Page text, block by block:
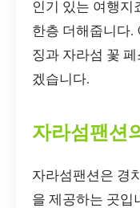
인기 있는 여행지
한층 더해줍니다.
징과 자라섬 꽃
겠습니다.
자라섬팬션
자라섬팬션은 경
을 제공하는 곳입